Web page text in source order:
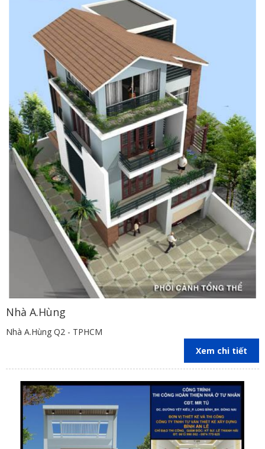
Nhà A.Hùng
Nhà A.Hùng Q2 - TPHCM
Xem chi tiết